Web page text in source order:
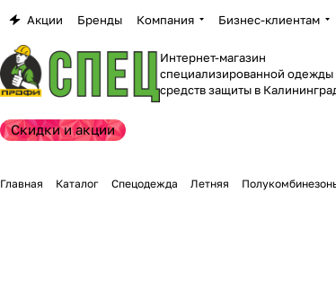
Акции Бренды Компания Бизнес-клиентам
Интернет-магазин
специализированной одежды
средств защиты в
Скидки и акции
Главная Каталог Спецодежда Летняя